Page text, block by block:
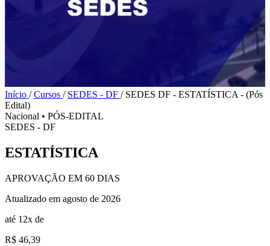
Início / Cursos / SEDES - DF / SEDES DF - ESTATÍSTICA - (Pós
Edital)
Nacional • PÓS-EDITAL
SEDES - DF
ESTATÍSTICA
APROVAÇÃO EM 60 DIAS
Atualizado em agosto de 2026
até 12x de
R$ 46,39